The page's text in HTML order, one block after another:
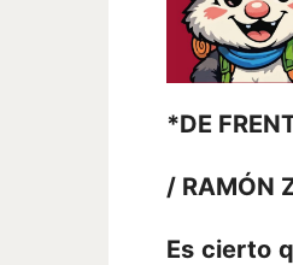
*DE
/ RAMÓN
Es cierto